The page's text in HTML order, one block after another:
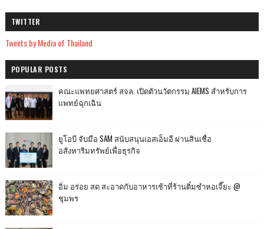
TWITTER
Tweets by Media of Thailand
POPULAR POSTS
คณะแพทยศาสตร์ สจล. เปิดตัวนวัตกรรม AIEMS สำหรับการ
แพทย์ฉุกเฉิน
ยูโอบี จับมือ SAM สนับสนุนเอสเอ็มอี ผ่านสินเชื่อ
อสังหาริมทรัพย์เพื่อธุรกิจ
อิ่ม อร่อย สด สะอาดกับอาหารเช้าที่ร้านติ๋มซำหอเจี๊ยะ @
ชุมพร